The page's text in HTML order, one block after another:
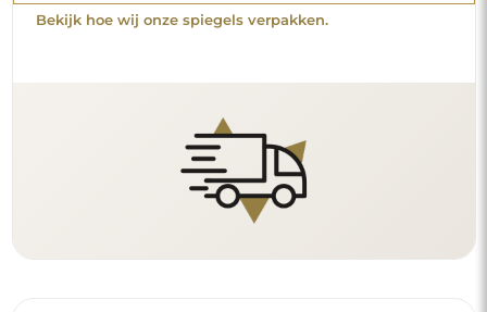
Bekijk hoe wij onze spiegels verpakken.